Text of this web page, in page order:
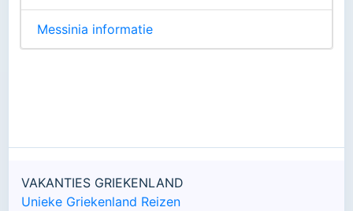
Messinia informatie
VAKANTIES GRIEKENLAND
Unieke Griekenland Reizen